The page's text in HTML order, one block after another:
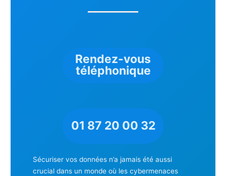
Rendez-vous
téléphonique
01 87 20 00 32
Sécuriser vos données n’a jamais été aussi
crucial dans un monde où les cybermenaces